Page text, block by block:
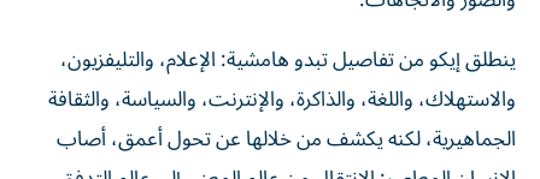
والاستهلاك، واللغة، والذاكرة، والإنترنت، والسياسة، والثقافة
الجماهيرية، لكنه يكشف من خلالها عن تحول أعمق، أصاب
الإنسان المعاصر: الانتقال من عالم المعنى إلى عالم التدفق.